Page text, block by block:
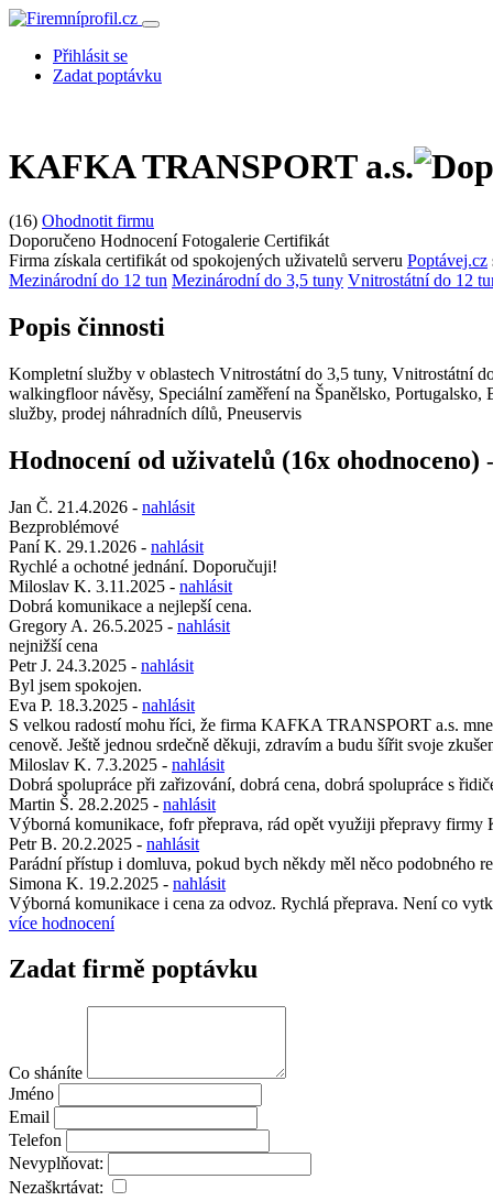
Přihlásit se
Zadat poptávku
KAFKA TRANSPORT a.s.
(16) Ohodnotit firmu
Doporučeno Hodnocení Fotogalerie Certifikát
Firma získala certifikát od spokojených uživatelů serveru Poptávej.cz
Mezinárodní do 12 tun Mezinárodní do 3,5 tuny Vnitrostátní do 12
Popis činnosti
Kompletní služby v oblastech Vnitrostátní do 3,5 tuny, Vnitrostátní
walkingfloor návěsy, Speciální zaměření na Španělsko,
služby, prodej náhradních dílů, Pneuservis
Hodnocení od uživatelů (16x ohodnoceno) -
Jan Č. 21.4.2026 - nahlásit
Bezproblémové
Paní K. 29.1.2026 - nahlásit
Rychlé a ochotné jednání. Doporučuji!
Miloslav K. 3.11.2025 - nahlásit
Dobrá komunikace a nejlepší cena.
Gregory A. 26.5.2025 - nahlásit
nejnižší cena
Petr J. 24.3.2025 - nahlásit
Byl jsem spokojen.
Eva P. 18.3.2025 - nahlásit
S velkou radostí mohu říci, že firma KAFKA TRANSPORT a.s.
cenově. Ještě jednou srdečně děkuji, zdravím a budu šířit svoje
Miloslav K. 7.3.2025 - nahlásit
Dobrá spolupráce při zařizování, dobrá cena, dobrá spolupráce s
Martin Š. 28.2.2025 - nahlásit
Výborná komunikace, fofr přeprava, rád opět využiji přepravy firmy
Petr B. 20.2.2025 - nahlásit
Parádní přístup i domluva, pokud bych někdy měl něco podobného
Simona K. 19.2.2025 - nahlásit
Výborná komunikace i cena za odvoz. Rychlá přeprava. Není co
více hodnocení
Zadat firmě poptávku
Co sháníte
Jméno
Email
Telefon
Nevyplňovat:
Nezaškrtávat: